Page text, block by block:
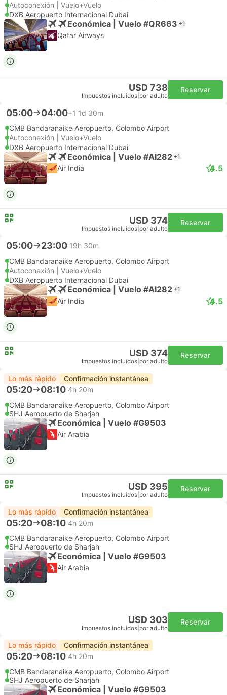
Autoconexión | Vuelo+Vuelo
DXB Aeropuerto Internacional Dubai
Económica | Vuelo #QR663 +1
Qatar Airways
USD 738
Impuestos incluidos por adulto
Reservar
05:00 04:00+1 1d 30m
CMB Bandaranaike Aeropuerto, Colombo Airport
Autoconexión | Vuelo+Vuelo
DXB Aeropuerto Internacional Dubai
Económica | Vuelo #AI282 +1
Air India 4.5
USD 374
Impuestos incluidos por adulto
Reservar
05:00 23:00 19h 30m
CMB Bandaranaike Aeropuerto, Colombo Airport
Autoconexión | Vuelo+Vuelo
DXB Aeropuerto Internacional Dubai
Económica | Vuelo #AI282 +1
Air India 4.5
USD 374
Impuestos incluidos por adulto
Reservar
Lo más rápido Confirmación instantánea
05:20 08:10 4h 20m
CMB Bandaranaike Aeropuerto, Colombo Airport
SHJ Aeropuerto de Sharjah
Económica | Vuelo #G9503
Air Arabia
USD 395
Impuestos incluidos por adulto
Reservar
Lo más rápido Confirmación instantánea
05:20 08:10 4h 20m
CMB Bandaranaike Aeropuerto, Colombo Airport
SHJ Aeropuerto de Sharjah
Económica | Vuelo #G9503
Air Arabia
USD 303
Impuestos incluidos por adulto
Reservar
Lo más rápido Confirmación instantánea
05:20 08:10 4h 20m
CMB Bandaranaike Aeropuerto, Colombo Airport
SHJ Aeropuerto de Sharjah
Económica | Vuelo #G9503